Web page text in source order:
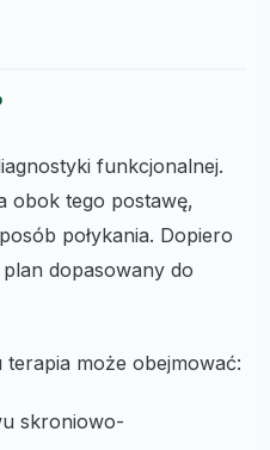
funkcjonalnej.
obok tego postawę,
połykania. Dopiero
plan dopasowany do
może obejmować:
skroniowo-